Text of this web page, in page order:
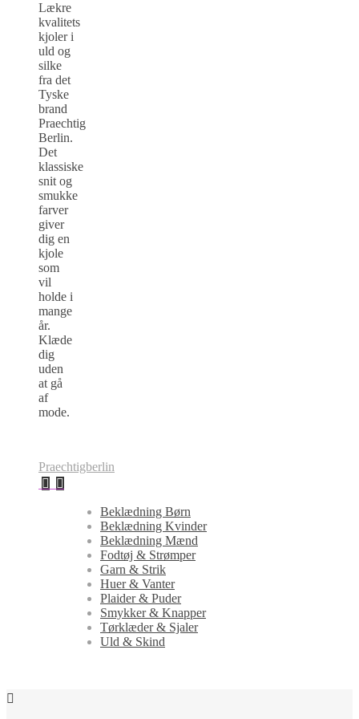
Lækre
kvalitets
kjoler i
uld og
silke
fra det
Tyske
brand
Praechtig
Berlin.
Det
klassiske
snit og
smukke
farver
giver
dig en
kjole
som
vil
holde i
mange
år.
Klæde
dig
uden
at gå
af
mode.
Praechtigberlin
Beklædning Børn
Beklædning Kvinder
Beklædning Mænd
Fodtøj & Strømper
Garn & Strik
Huer & Vanter
Plaider & Puder
Smykker & Knapper
Tørklæder & Sjaler
Uld & Skind